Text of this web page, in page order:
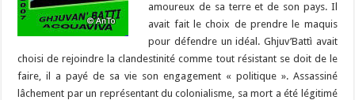
amoureux de sa terre et de son pays. Il
avait fait le choix de prendre le maquis
pour défendre un idéal. Ghjuv’Battì avait
choisi de rejoindre la clandestinité comme tout résistant se doit de le
faire, il a payé de sa vie son engagement « politique ». Assassiné
lâchement par un représentant du colonialisme, sa mort a été légitimé